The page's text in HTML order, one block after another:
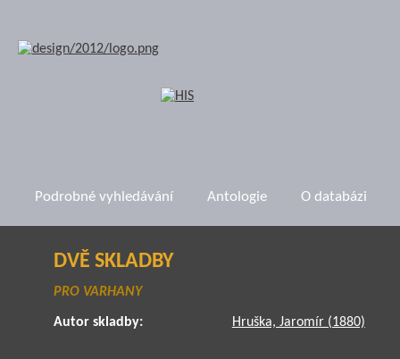
Podrobné vyhledávání Antologie O databázi
DVĚ SKLADBY
PRO VARHANY
Autor skladby: Hruška, Jaromír (1880)